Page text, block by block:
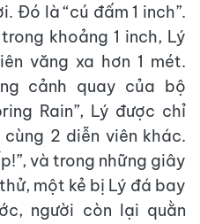
Đó là “cú đấm 1 inch”.
khoảng 1 inch, Lý
văng xa hơn 1 mét.
cảnh quay của bộ
Rain”, Lý được chỉ
2 diễn viên khác.
và trong những giây
một kẻ bị Lý đá bay
người còn lại quằn